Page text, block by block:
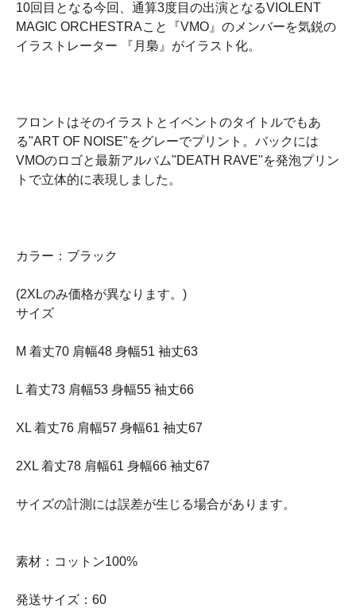
10回目となる今回、通算3度目の出演となるVIOLENT
MAGIC ORCHESTRAこと『VMO』のメンバーを気鋭の
イラストレーター 『月梟』がイラスト化。
フロントはそのイラストとイベントのタイトルでもあ
る"ART OF NOISE"をグレーでプリント。バックには
VMOのロゴと最新アルバム"DEATH RAVE"を発泡プリン
トで立体的に表現しました。
カラー：ブラック
(2XLのみ価格が異なります。)
サイズ
M 着丈70 肩幅48 身幅51 袖丈63
L 着丈73 肩幅53 身幅55 袖丈66
XL 着丈76 肩幅57 身幅61 袖丈67
2XL 着丈78 肩幅61 身幅66 袖丈67
サイズの計測には誤差が生じる場合があります。
素材：コットン100%
発送サイズ：60